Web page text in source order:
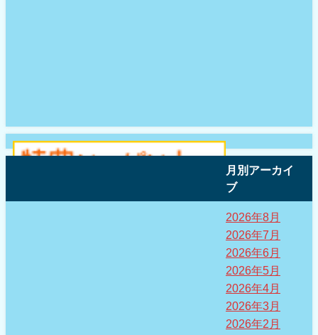
月別アーカイ
ブ
2026年8月
2026年7月
2026年6月
2026年5月
2026年4月
2026年3月
2026年2月